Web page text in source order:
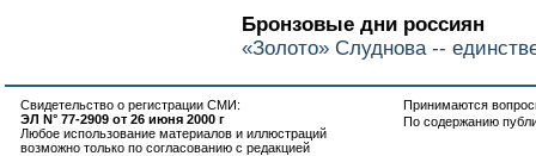
Бронзовые дни россиян
«Золото» Слуднова --
Свидетельство о регистрации СМИ:
ЭЛ N° 77-2909 от 26 июня 2000 г
Любое использование материалов и иллюстраций
возможно только по согласованию с редакцией
Принимаются
По содержанию